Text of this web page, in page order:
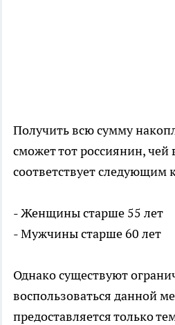
Получить всю сумму
сможет тот россиянин, чей
соответствует следующим
- Женщины старше 55 лет
- Мужчины старше 60 лет
Однако существуют
воспользоваться данной
предоставляется только